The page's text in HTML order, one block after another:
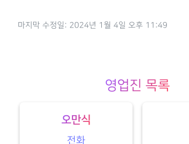
마지막 수정일: 2024년 1월 4일 오후 11:49
영업진 목록
오만식
전화